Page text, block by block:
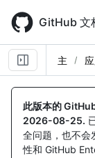
main
content
GitHub 文
主
此版本的
2026-08-25.
全问题，也不会
性和 GitHub